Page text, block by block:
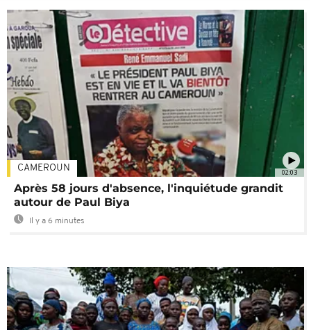
02:03
CAMEROUN
Après 58 jours d'absence, l'inquiétude grandit
autour de Paul Biya
Il y a 6 minutes